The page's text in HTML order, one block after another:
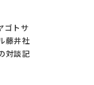
ゴトサ
藤井社
対談記